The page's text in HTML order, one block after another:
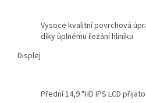
Vysoce kvalitní povrchová
díky úplnému řezání hliníku
Displej
Přední 14,9 "HD IPS LCD přijato